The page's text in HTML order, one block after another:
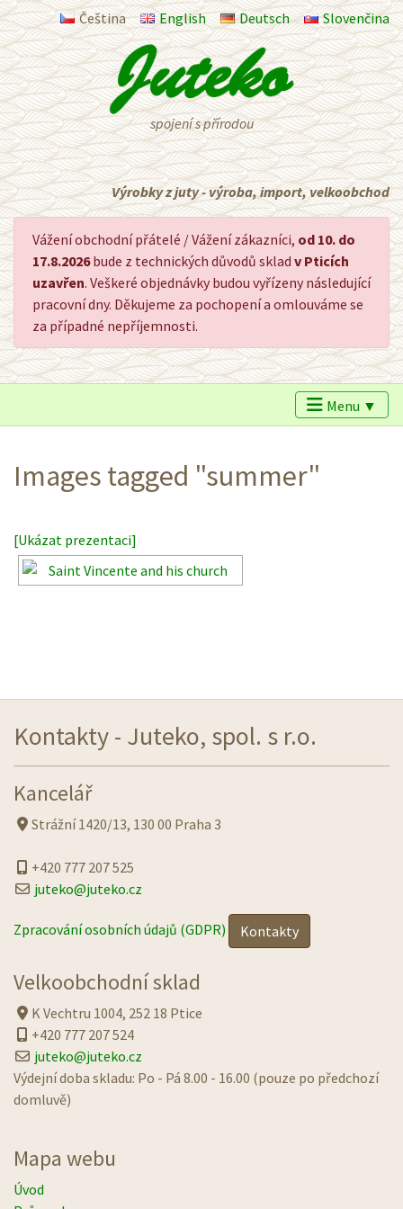
Čeština English Deutsch Slovenčina
spojení s přírodou
Výrobky z juty - výroba, import, velkoobchod
Vážení obchodní přátelé / Vážení zákazníci, od 10. do
17.8.2026bude z technických důvodů sklad v Pticích
uzavřen. Veškeré objednávky budou vyřízeny následující
pracovní dny. Děkujeme za pochopení a omlouváme se
za případné nepříjemnosti.
Menu ▼
Images tagged "summer"
[Ukázat prezentaci]
Kontakty - Juteko, spol. s r.o.
Kancelář
Strážní 1420/13, 130 00 Praha 3
+420 777 207 525
juteko@juteko.cz
Zpracování osobních údajů (GDPR) Kontakty
Velkoobchodní sklad
K Vechtru 1004, 252 18 Ptice
+420 777 207 524
juteko@juteko.cz
Výdejní doba skladu: Po - Pá 8.00 - 16.00 (pouze po předchozí
domluvě)
Mapa webu
Úvod